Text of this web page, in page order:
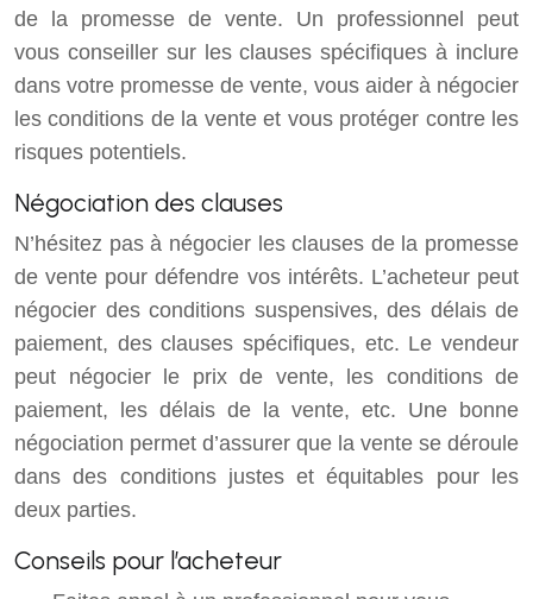
de la promesse de vente. Un professionnel peut
vous conseiller sur les clauses spécifiques à inclure
dans votre promesse de vente, vous aider à négocier
les conditions de la vente et vous protéger contre les
risques potentiels.
Négociation des clauses
N’hésitez pas à négocier les clauses de la promesse
de vente pour défendre vos intérêts. L’acheteur peut
négocier des conditions suspensives, des délais de
paiement, des clauses spécifiques, etc. Le vendeur
peut négocier le prix de vente, les conditions de
paiement, les délais de la vente, etc. Une bonne
négociation permet d’assurer que la vente se déroule
dans des conditions justes et équitables pour les
deux parties.
Conseils pour l’acheteur